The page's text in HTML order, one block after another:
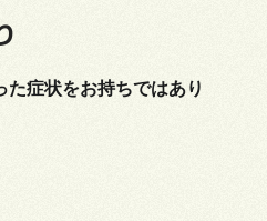
た症状をお持ちではあり